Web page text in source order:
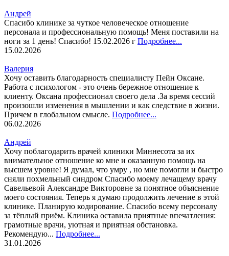
Андрей
Спасибо клинике за чуткое человеческое отношение
персонала и профессиональную помощь! Меня поставили на
ноги за 1 день! Спасибо! 15.02.2026 г Подробнее...
15.02.2026
Валерия
Хочу оставить благодарность специалисту Пейн Оксане.
Работа с психологом - это очень бережное отношение к
клиенту. Оксана профессионал своего дела .За время сессий
произошли изменения в мышлении и как следствие в жизни.
Причем в глобальном смысле. Подробнее...
06.02.2026
Андрей
Хочу поблагодарить врачей клиники Миннесота за их
внимательное отношение ко мне и оказанную помощь на
высшем уровне! Я думал, что умру , но мне помогли и быстро
сняли похмельный синдром Спасибо моему лечащему врачу
Савельевой Александре Викторовне за понятное объяснение
моего состояния. Теперь я думаю продолжить лечение в этой
клинике. Планирую кодирование. Спасибо всему персоналу
за тёплый приём. Клиника оставила приятные впечатления:
грамотные врачи, уютная и приятная обстановка.
Рекомендую... Подробнее...
31.01.2026